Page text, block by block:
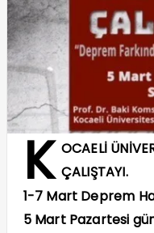
K OCAELİ
ÇALIŞTAYI.
1-7 Mart Deprem
5 Mart Pazartesi